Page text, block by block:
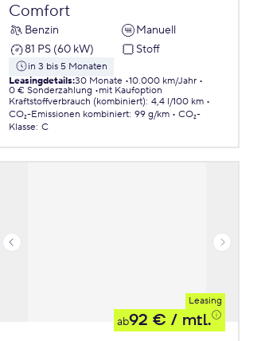
Comfort
Benzin
Manuell
81 PS (60 kW)
Stoff
in 3 bis 5 Monaten
Leasingdetails:30 Monate 10.000 km/Jahr
0 € Sonderzahlung
mit Kaufoption
Kraftstoffverbrauch (kombiniert): 4,4 l/100 km
CO₂-Emissionen kombiniert: 99 g/km
CO₂-
Klasse: C
Leasing
ab92 € / mtl.